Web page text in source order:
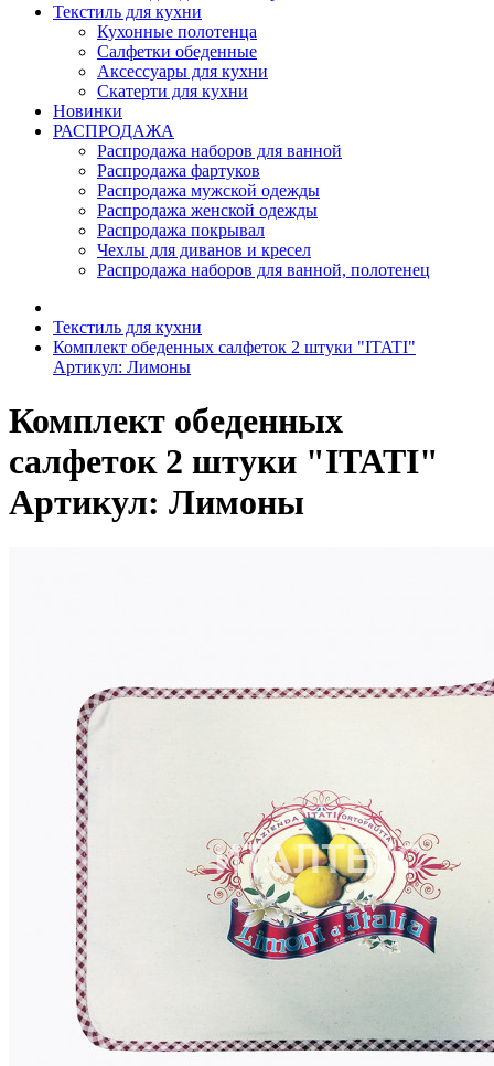
Текстиль для кухни
Кухонные полотенца
Салфетки обеденные
Аксессуары для кухни
Скатерти для кухни
Новинки
РАСПРОДАЖА
Распродажа наборов для ванной
Распродажа фартуков
Распродажа мужской одежды
Распродажа женской одежды
Распродажа покрывал
Чехлы для диванов и кресел
Распродажа наборов для ванной, полотенец
Текстиль для кухни
Комплект обеденных салфеток 2 штуки "ITATI"
Артикул: Лимоны
Комплект обеденных
салфеток 2 штуки "ITATI"
Артикул: Лимоны